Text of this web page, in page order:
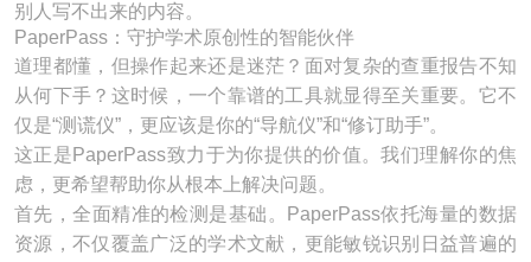
别人写不出来的内容。
PaperPass：守护学术原创性的智能伙伴
道理都懂，但操作起来还是迷茫？面对复杂的查重报告不知
从何下手？这时候，一个靠谱的工具就显得至关重要。它不
仅是“测谎仪”，更应该是你的“导航仪”和“修订助手”。
这正是PaperPass致力于为你提供的价值。我们理解你的焦
虑，更希望帮助你从根本上解决问题。
首先，全面精准的检测是基础。PaperPass依托海量的数据
资源，不仅覆盖广泛的学术文献，更能敏锐识别日益普遍的